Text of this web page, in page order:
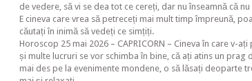
de vedere, să vi se dea tot ce cereți, dar nu înseamnă că
E cineva care vrea să petreceți mai mult timp împreună,
căutați în inimă să vedeți ce simțiți.
Horoscop 25 mai 2026 – CAPRICORN – Cineva în care v-
și multe lucruri se vor schimba în bine, că ați atins un prag
mai des pe la evenimente mondene, o să lăsați deoparte